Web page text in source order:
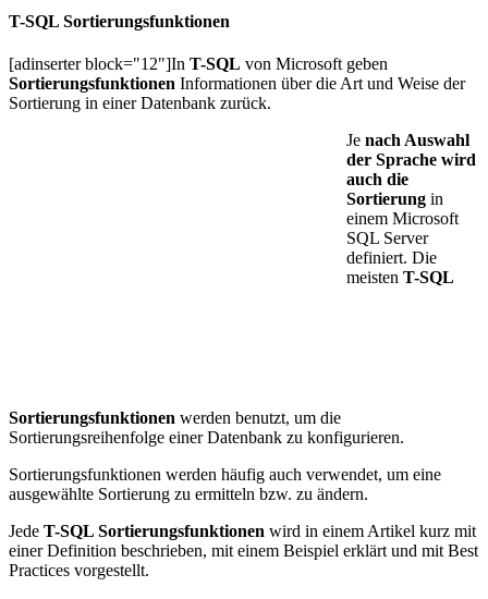
T-SQL Sortierungsfunktionen
[adinserter block="12"]In T-SQL von Microsoft geben
Sortierungsfunktionen Informationen über die Art und Weise der
Sortierung in einer Datenbank zurück.
Je nach Auswahl
der Sprache wird
auch die
Sortierung in
einem Microsoft
SQL Server
definiert. Die
meisten T-SQL
Sortierungsfunktionen werden benutzt, um die
Sortierungsreihenfolge einer Datenbank zu konfigurieren.
Sortierungsfunktionen werden häufig auch verwendet, um eine
ausgewählte Sortierung zu ermitteln bzw. zu ändern.
Jede T-SQL Sortierungsfunktionen wird in einem Artikel kurz mit
einer Definition beschrieben, mit einem Beispiel erklärt und mit Best
Practices vorgestellt.